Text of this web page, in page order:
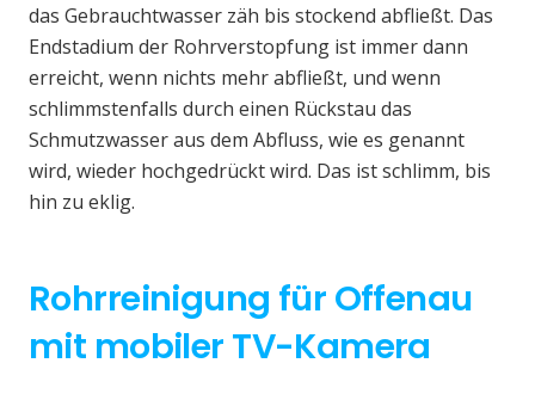
das Gebrauchtwasser zäh bis stockend abfließt. Das
Endstadium der Rohrverstopfung ist immer dann
erreicht, wenn nichts mehr abfließt, und wenn
schlimmstenfalls durch einen Rückstau das
Schmutzwasser aus dem Abfluss, wie es genannt
wird, wieder hochgedrückt wird. Das ist schlimm, bis
hin zu eklig.
Rohrreinigung für Offenau
mit mobiler TV-Kamera